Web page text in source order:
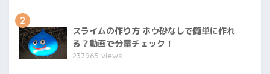
2
スライムの作り方 ホウ砂なしで簡単に作れ
る？動画で分量チェック！
237965 views